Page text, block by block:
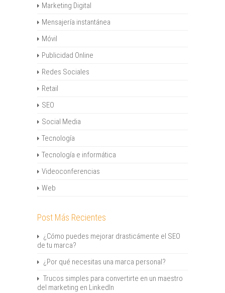
Marketing Digital
Mensajería instantánea
Móvil
Publicidad Online
Redes Sociales
Retail
SEO
Social Media
Tecnología
Tecnología e informática
Videoconferencias
Web
Post Más Recientes
¿Cómo puedes mejorar drasticámente el SEO
de tu marca?
¿Por qué necesitas una marca personal?
Trucos simples para convertirte en un maestro
del marketing en LinkedIn